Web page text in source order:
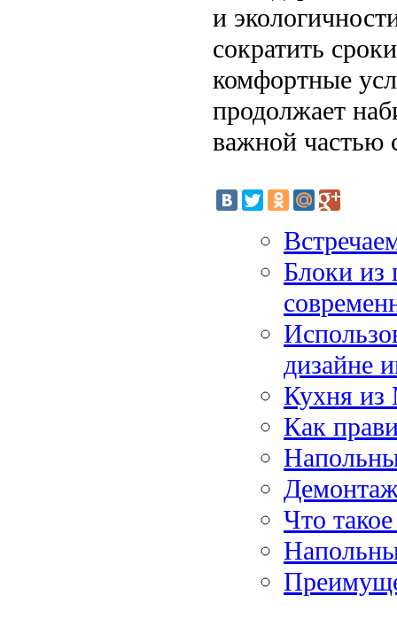
и
сократить
комфортные
продолжает
важной частью
Блоки из
дизайне
Кухня
Как
Что